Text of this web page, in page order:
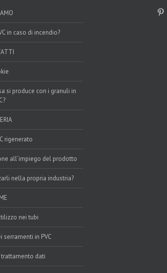
in caso di incendio?
si produce con i granuli in
rigenerato
all’impiego del prodotto
nella propria industria?
nei tubi
in PVC
trattamento dati